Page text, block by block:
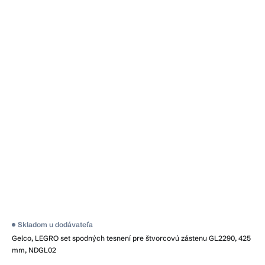
Gelco, LEGRO set spodných tesnení pre štvorcovú zástenu GL2290, 425
mm, NDGL02
Skladom u dodávateľa